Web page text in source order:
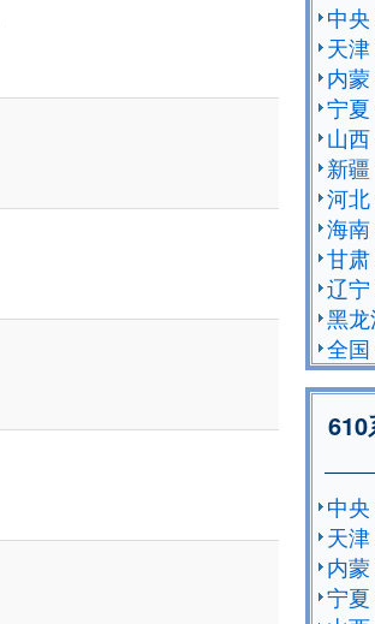
中央
天津
内蒙
宁夏
山西
新疆
河北
海南
甘肃
辽宁
黑龙
全国
610
中央
天津
内蒙
宁夏